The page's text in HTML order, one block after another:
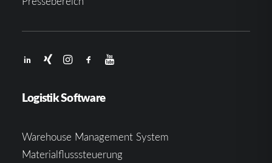
Logistik Software
Warehouse Management System
Materialflusssteuerung